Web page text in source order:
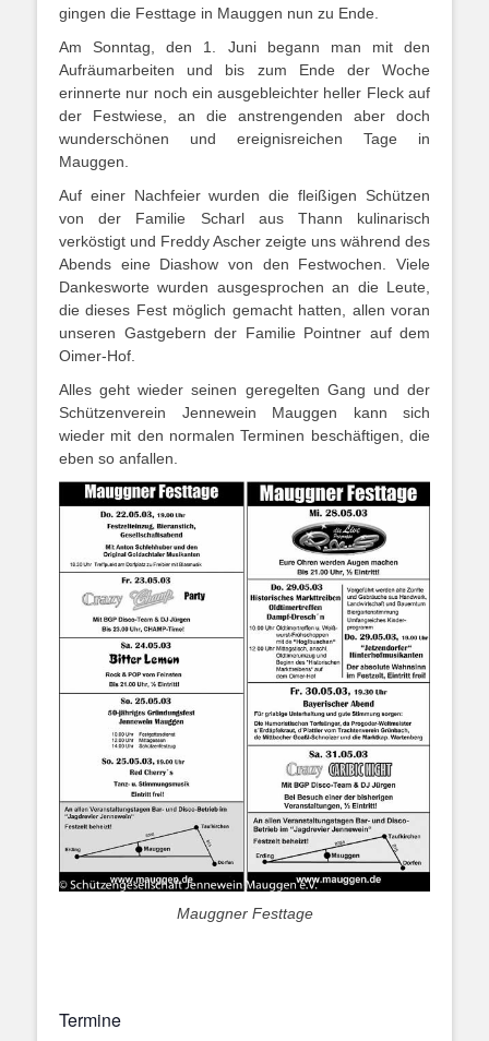
gingen die Festtage in Mauggen nun zu Ende.
Am Sonntag, den 1. Juni begann man mit den
Aufräumarbeiten und bis zum Ende der Woche
erinnerte nur noch ein ausgebleichter heller Fleck auf
der Festwiese, an die anstrengenden aber doch
wunderschönen und ereignisreichen Tage in
Mauggen.
Auf einer Nachfeier wurden die fleißigen Schützen
von der Familie Scharl aus Thann kulinarisch
verköstigt und Freddy Ascher zeigte uns während des
Abends eine Diashow von den Festwochen. Viele
Dankesworte wurden ausgesprochen an die Leute,
die dieses Fest möglich gemacht hatten, allen voran
unseren Gastgebern der Familie Pointner auf dem
Oimer-Hof.
Alles geht wieder seinen geregelten Gang und der
Schützenverein Jennewein Mauggen kann sich
wieder mit den normalen Terminen beschäftigen, die
eben so anfallen.
Mauggner Festtage
Termine